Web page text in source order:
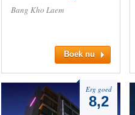
Bang Kho Laem
Boek nu
Erg goed
8,2